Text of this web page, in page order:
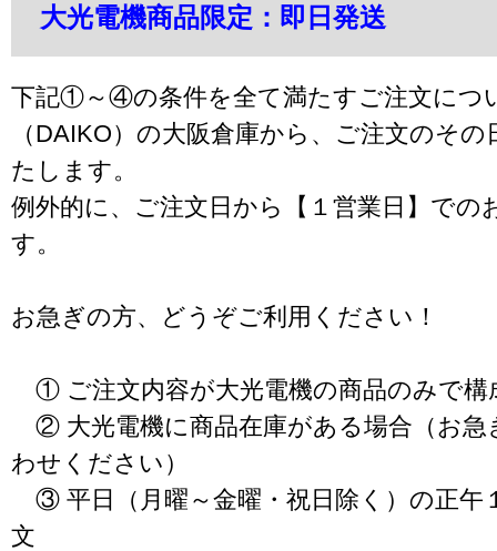
大光電機商品限定：即日発送
下記①～④の条件を全て満たすご注文につ
（DAIKO）の大阪倉庫から、ご注文のそ
たします。
例外的に、ご注文日から【１営業日】での
す。
お急ぎの方、どうぞご利用ください！
① ご注文内容が大光電機の商品のみで構
② 大光電機に商品在庫がある場合（お急
わせください）
③ 平日（月曜～金曜・祝日除く）の正午
文